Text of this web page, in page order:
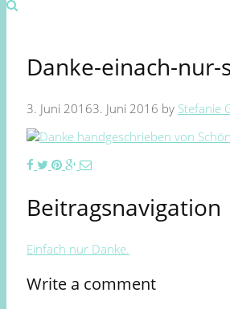
Danke-einach-nur-
3. Juni 20163. Juni 2016 by Stefanie
Beitragsnavigation
Einfach nur Danke.
Write a comment